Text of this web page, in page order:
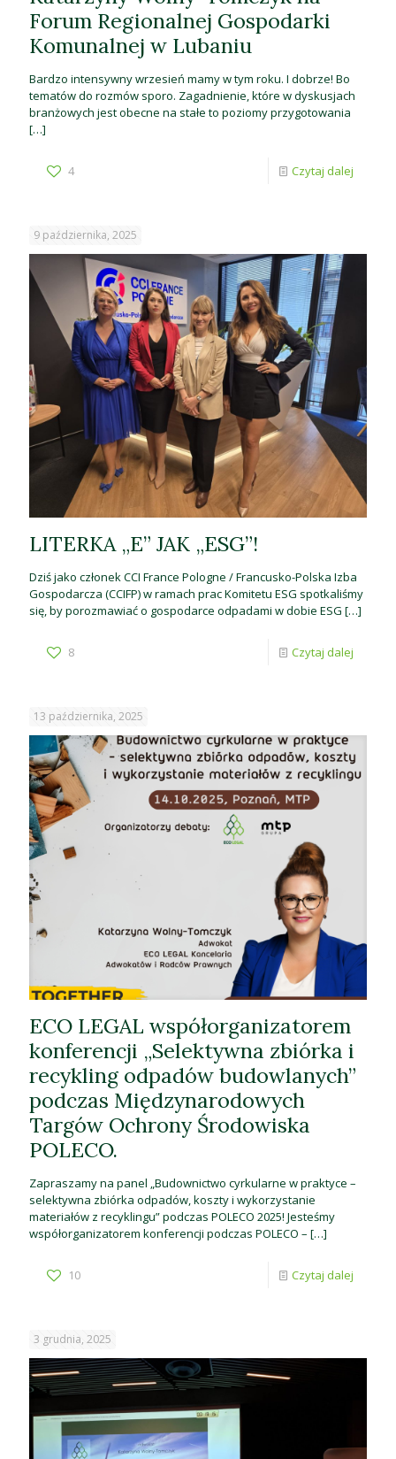
Forum Regionalnej Gospodarki
Komunalnej w Lubaniu
Bardzo intensywny wrzesień mamy w tym roku. I dobrze! Bo
tematów do rozmów sporo. Zagadnienie, które w dyskusjach
branżowych jest obecne na stałe to poziomy przygotowania
[…]
4 Czytaj dalej
9 października, 2025
LITERKA „E” JAK „ESG”!
Dziś jako członek CCI France Pologne / Francusko-Polska Izba
Gospodarcza (CCIFP) w ramach prac Komitetu ESG spotkaliśmy
się, by porozmawiać o gospodarce odpadami w dobie ESG […]
8 Czytaj dalej
13 października, 2025
ECO LEGAL współorganizatorem
konferencji „Selektywna zbiórka i
recykling odpadów budowlanych”
podczas Międzynarodowych
Targów Ochrony Środowiska
POLECO.
Zapraszamy na panel „Budownictwo cyrkularne w praktyce –
selektywna zbiórka odpadów, koszty i wykorzystanie
materiałów z recyklingu” podczas POLECO 2025! Jesteśmy
współorganizatorem konferencji podczas POLECO – […]
10 Czytaj dalej
3 grudnia, 2025